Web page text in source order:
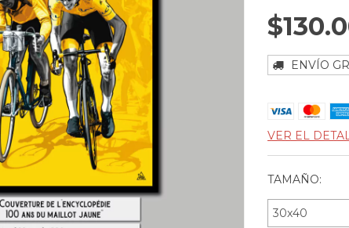
ENVÍO
VER EL
TAMAÑO: